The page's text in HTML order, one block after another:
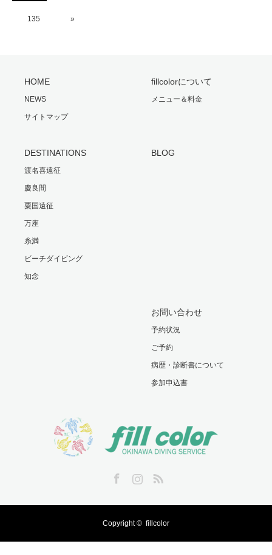
135 »
HOME
NEWS
サイトマップ
fillcolorについて
メニュー＆料金
DESTINATIONS
渡名喜遠征
慶良間
粟国遠征
万座
糸満
ビーチダイビング
知念
BLOG
お問い合わせ
予約状況
ご予約
病歴・診断書について
参加申込書
Copyright © fillcolor